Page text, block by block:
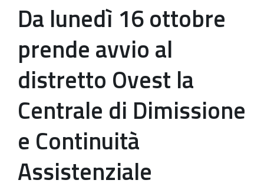
Da lunedì 16 ottobre
prende avvio al
distretto Ovest la
Centrale di Dimissione
e Continuità
Assistenziale